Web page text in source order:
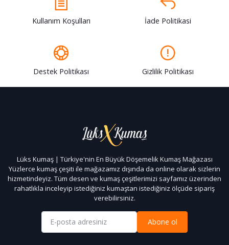
Kullanım Koşulları İade Politikasi
Destek Politikası Gizlilik Politikası
Lüks Kumaş | Türkiye'nin En Büyük Döşemelik Kumaş Mağazası
Yüzlerce kumaş çeşiti ile mağazamız dışında da online olarak sizlerin
hizmetindeyiz. Tüm desen ve kumaş çeşitlerimizi sayfamız üzerinden
rahatlıkla inceleyip istediğiniz kumaştan istediğiniz ölçüde sipariş
verebilirsiniz.
Abone ol